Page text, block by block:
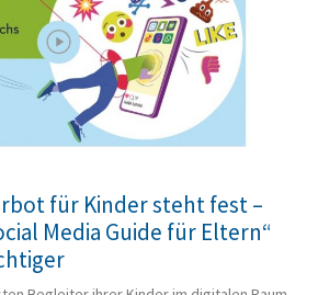
für Kinder steht fest –
Media Guide für Eltern“